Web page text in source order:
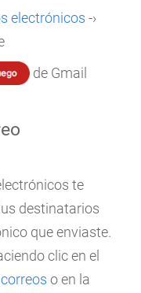
electrónicos -›
de Gmail
te
destinatarios
que enviaste.
clic en el
o en la